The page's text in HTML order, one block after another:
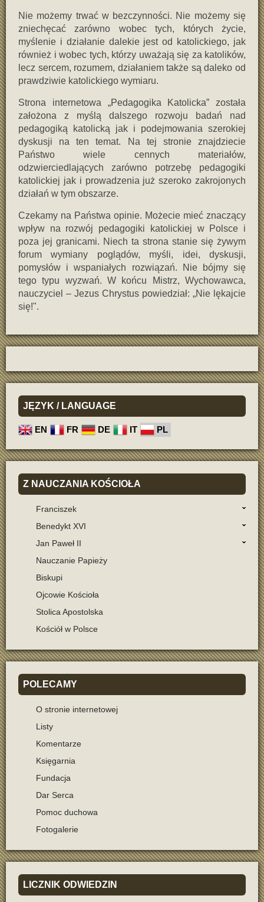
Nie możemy trwać w bezczynności. Nie możemy się
zniechęcać zarówno wobec tych, których życie,
myślenie i działanie dalekie jest od katolickiego, jak
również i wobec tych, którzy uważają się za katolików,
lecz sercem, rozumem, działaniem także są daleko od
prawdziwie katolickiego wymiaru.
Strona internetowa „Pedagogika Katolicka” została
założona z myślą dalszego rozwoju badań nad
pedagogiką katolicką jak i podejmowania szerokiej
dyskusji na ten temat. Na tej stronie znajdziecie
Państwo wiele cennych materiałów,
odzwierciedlających zarówno potrzebę pedagogiki
katolickiej jak i prowadzenia już szeroko zakrojonych
działań w tym obszarze.
Czekamy na Państwa opinie. Możecie mieć znaczący
wpływ na rozwój pedagogiki katolickiej w Polsce i
poza jej granicami. Niech ta strona stanie się żywym
forum wymiany poglądów, myśli, idei, dyskusji,
pomysłów i wspaniałych rozwiązań. Nie bójmy się
tego typu wyzwań. W końcu Mistrz, Wychowawca,
nauczyciel – Jezus Chrystus powiedział: „Nie lękajcie
się!".
JĘZYK / LANGUAGE
EN FR DE IT PL
Z NAUCZANIA KOŚCIOŁA
Franciszek
Benedykt XVI
Jan Paweł II
Nauczanie Papieży
Biskupi
Ojcowie Kościoła
Stolica Apostolska
Kościół w Polsce
POLECAMY
O stronie internetowej
Listy
Komentarze
Księgarnia
Fundacja
Dar Serca
Pomoc duchowa
Fotogalerie
LICZNIK ODWIEDZIN